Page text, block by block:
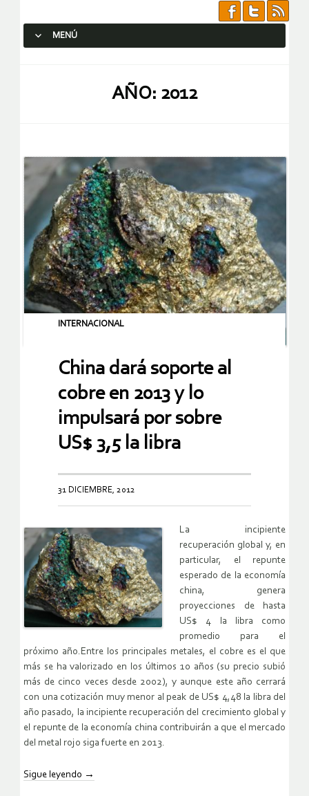
MENÚ
AÑO: 2012
INTERNACIONAL
China dará soporte al
cobre en 2013 y lo
impulsará por sobre
US$ 3,5 la libra
31 DICIEMBRE, 2012
La incipiente
recuperación global y, en
particular, el repunte
esperado de la economía
china, genera
proyecciones de hasta
US$ 4 la libra como
promedio para el
próximo año.Entre los principales metales, el cobre es el que
más se ha valorizado en los últimos 10 años (su precio subió
más de cinco veces desde 2002), y aunque este año cerrará
con una cotización muy menor al peak de US$ 4,48 la libra del
año pasado, la incipiente recuperación del crecimiento global y
el repunte de la economía china contribuirán a que el mercado
del metal rojo siga fuerte en 2013.
Sigue leyendo →